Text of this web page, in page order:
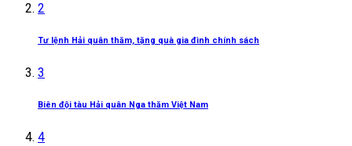
2
Tư lệnh Hải quân thăm, tặng quà gia đình chính sách
3
Biên đội tàu Hải quân Nga thăm Việt Nam
4